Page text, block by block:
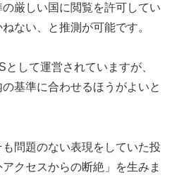
厳しい国に閲覧を許可してい
ない、と推測が可能です。
して運営されていますが、
基準に合わせるほうがよいと
問題のない表現をしていた投
クセスからの断絶」を生みま